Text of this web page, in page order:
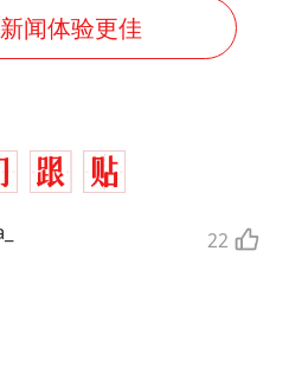
闻体验更佳
22